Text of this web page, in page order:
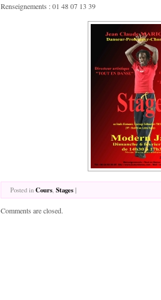
Renseignements : 01 48 07 13 39
Posted in Cours, Stages|
Comments are closed.